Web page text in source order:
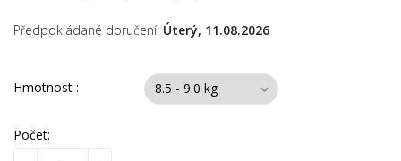
Předpokládané doručení: Úterý, 11.08.2026
Hmotnost :
Počet: